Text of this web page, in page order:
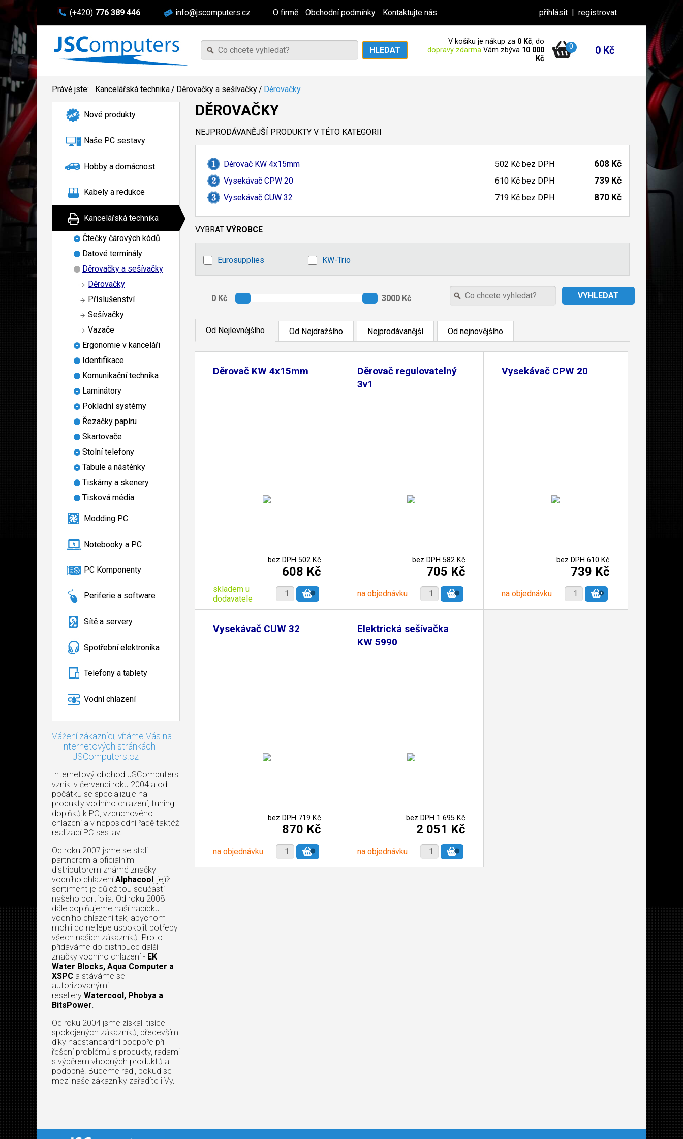
(+420) 776 389 446 info@jscomputers.cz O firmě Obchodní podmínky Kontaktujte nás přihlásit | registrovat
V košíku je nákup za 0 Kč, do
dopravy zdarma Vám zbýva 10 000
Kč
0 0 Kč
Právě jste: Kancelářská technika/ Děrovačky a sešívačky/ Děrovačky
Nové produkty
Naše PC sestavy
Hobby a domácnost
Kabely a redukce
Kancelářská technika
Čtečky čárových kódů
Datové terminály
Děrovačky a sešívačky
Děrovačky
Příslušenství
Sešívačky
Vazače
Ergonomie v kanceláři
Identifikace
Komunikační technika
Laminátory
Pokladní systémy
Řezačky papíru
Skartovače
Stolní telefony
Tabule a nástěnky
Tiskárny a skenery
Tisková média
Modding PC
Notebooky a PC
PC Komponenty
Periferie a software
Sítě a servery
Spotřební elektronika
Telefony a tablety
Vodní chlazení
Vážení zákazníci, vítáme Vás na
internetových stránkách
JSComputers.cz
Internetový obchod JSComputers
vznikl v červenci roku 2004 a od
počátku se specializuje na
produkty vodního chlazení, tuning
doplňků k PC, vzduchového
chlazení a v neposlední řadě taktéž
realizací PC sestav.
Od roku 2007 jsme se stali
partnerem a oficiálním
distributorem známé značky
vodního chlazení Alphacool, jejíž
sortiment je důležitou součástí
našeho portfolia. Od roku 2008
dále doplňujeme naší nabídku
vodního chlazení tak, abychom
mohli co nejlépe uspokojit potřeby
všech našich zákazníků. Proto
přidáváme do distribuce další
značky vodního chlazení - EK
Water Blocks, Aqua Computer a
XSPC a stáváme se
autorizovanými
resellery Watercool, Phobya a
BitsPower.
Od roku 2004 jsme získali tisíce
spokojených zákazníků, především
díky nadstandardní podpoře při
řešení problémů s produkty, radami
s výběrem vhodných produktů a
podobně. Budeme rádi, pokud se
mezi naše zákazníky zařadíte i Vy.
DĚROVAČKY
NEJPRODÁVANĚJŠÍ PRODUKTY V TÉTO KATEGORII
Děrovač KW 4x15mm 502 Kč bez DPH 608 Kč
Vysekávač CPW 20 610 Kč bez DPH 739 Kč
Vysekávač CUW 32 719 Kč bez DPH 870 Kč
VYBRAT VÝROBCE
Eurosupplies KW-Trio
Od Nejlevnějšího Od Nejdražšího Nejprodávanější Od nejnovějšího
Děrovač KW 4x15mm
bez DPH 502 Kč
608 Kč
skladem u
dodavatele
Děrovač regulovatelný
3v1
bez DPH 582 Kč
705 Kč
na objednávku
Vysekávač CPW 20
bez DPH 610 Kč
739 Kč
na objednávku
Vysekávač CUW 32
bez DPH 719 Kč
870 Kč
na objednávku
Elektrická sešívačka
KW 5990
bez DPH 1 695 Kč
2 051 Kč
na objednávku